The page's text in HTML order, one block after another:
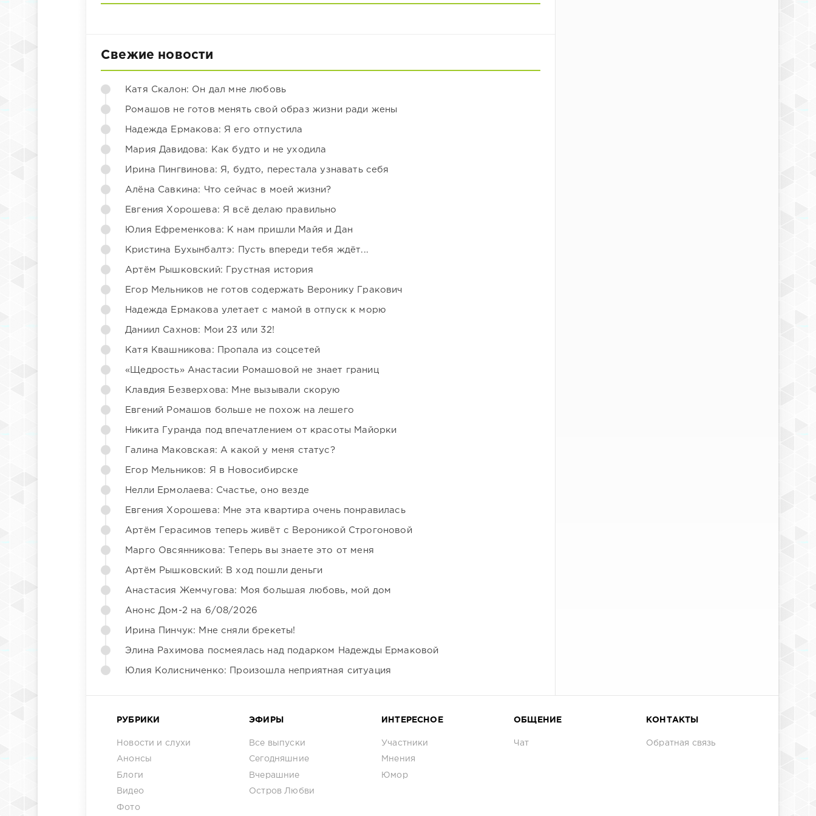
Свежие новости
Катя Скалон: Он дал мне любовь
Ромашов не готов менять свой образ жизни ради жены
Надежда Ермакова: Я его отпустила
Мария Давидова: Как будто и не уходила
Ирина Пингвинова: Я, будто, перестала узнавать себя
Алёна Савкина: Что сейчас в моей жизни?
Евгения Хорошева: Я всё делаю правильно
Юлия Ефременкова: К нам пришли Майя и Дан
Кристина Бухынбалтэ: Пусть впереди тебя ждёт...
Артём Рышковский: Грустная история
Егор Мельников не готов содержать Веронику Гракович
Надежда Ермакова улетает с мамой в отпуск к морю
Даниил Сахнов: Мои 23 или 32!
Катя Квашникова: Пропала из соцсетей
«Щедрость» Анастасии Ромашовой не знает границ
Клавдия Безверхова: Мне вызывали скорую
Евгений Ромашов больше не похож на лешего
Никита Гуранда под впечатлением от красоты Майорки
Галина Маковская: А какой у меня статус?
Егор Мельников: Я в Новосибирске
Нелли Ермолаева: Счастье, оно везде
Евгения Хорошева: Мне эта квартира очень понравилась
Артём Герасимов теперь живёт с Вероникой Строгоновой
Марго Овсянникова: Теперь вы знаете это от меня
Артём Рышковский: В ход пошли деньги
Анастасия Жемчугова: Моя большая любовь, мой дом
Анонс Дом-2 на 6/08/2026
Ирина Пинчук: Мне сняли брекеты!
Элина Рахимова посмеялась над подарком Надежды Ермаковой
Юлия Колисниченко: Произошла неприятная ситуация
РУБРИКИ
Новости и слухи
Анонсы
Блоги
Видео
Фото
ЭФИРЫ
Все выпуски
Сегодняшние
Вчерашние
Остров Любви
ИНТЕРЕСНОЕ
Участники
Мнения
Юмор
ОБЩЕНИЕ
Чат
КОНТАКТЫ
Обратная связь